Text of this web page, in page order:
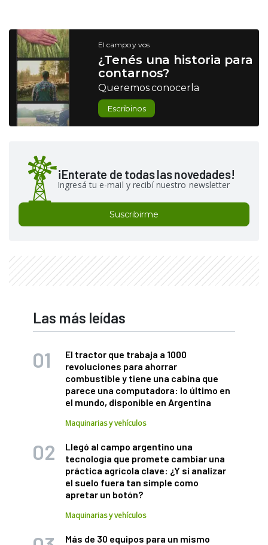
El campo y vos
¿Tenés una historia para
contarnos?
Queremos conocerla
Escribinos
¡Enterate de todas las novedades!
Ingresá tu e-mail y recibí nuestro newsletter
Suscribirme
Las más leídas
El tractor que trabaja a 1000
revoluciones para ahorrar
combustible y tiene una cabina que
parece una computadora: lo último en
el mundo, disponible en Argentina
Maquinarias y vehículos
Llegó al campo argentino una
tecnología que promete cambiar una
práctica agrícola clave: ¿Y si analizar
el suelo fuera tan simple como
apretar un botón?
Maquinarias y vehículos
Más de 30 equipos para un mismo